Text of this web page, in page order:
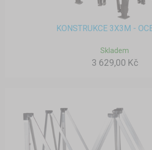
KONSTRUKCE 3X3M -
Skladem
3 629,00 Kč